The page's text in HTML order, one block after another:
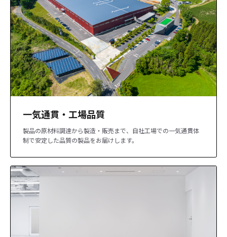
一気通貫・工場品質
製品の原材料調達から製造・販売まで、自社工場での一気通貫体
制で安定した品質の製品をお届けします。